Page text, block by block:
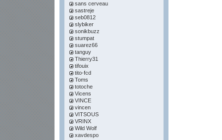
sans cerveau
sastreje
seb0812
slybiker
sonikbuzz
stumpat
suarez66
tanguy
Thierry31
tifouix
tito-fcd
Toms
totoche
Vicens
VINCE
vincen
VITSOUS
VRINX
Wild Wolf
xavdespo